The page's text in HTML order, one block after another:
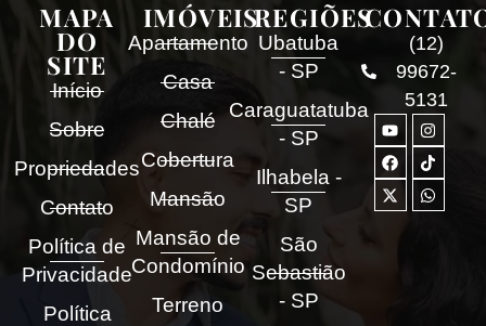
MAPA
DO
SITE
Início
Sobre
Propriedades
Contato
Política de
Privacidade
Política
IMÓVEIS
Apartamento
Casa
Chalé
Cobertura
Mansão
Mansão de
Condomínio
Terreno
REGIÕES
Ubatuba
- SP
Caraguatatuba
- SP
Ilhabela -
SP
São
Sebastião
- SP
(12)
99672-
5131